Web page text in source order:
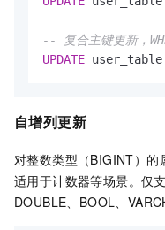
-- 复合主键更新，
UPDATE user_table
自增列更新
对整数类型（BIGINT）的
适用于计数器等场景。仅
DOUBLE、BOOL、